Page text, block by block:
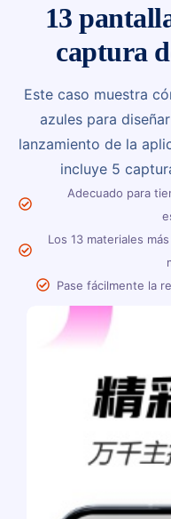
13
captura
Este caso muestra
azules para
lanzamiento de la
incluye 5
Adecuado para
Los 13 materiales
Pase fácilmente la